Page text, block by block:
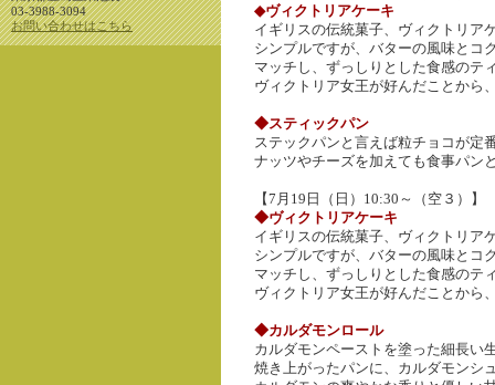
◆ヴィクトリアケーキ
イギリスの伝統菓子、ヴィクトリア
シンプルですが、バターの風味とコ
マッチし、ずっしりとした食感のテ
ヴィクトリア女王が好んだことから
◆スティックパン
ステックパンと言えば粒チョコが定
ナッツやチーズを加えても食事パン
【7月19日（日）10:30～（空３）】
◆ヴィクトリアケーキ
イギリスの伝統菓子、ヴィクトリア
シンプルですが、バターの風味とコ
マッチし、ずっしりとした食感のテ
ヴィクトリア女王が好んだことから
◆カルダモンロール
カルダモンペーストを塗った細長い
焼き上がったパンに、カルダモンシ
03-3988-3094
お問い合わせはこちら